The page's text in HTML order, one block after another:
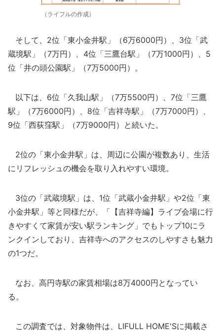
（ライフルの作成）
そして、2位「東小金井駅」（6万6000円）、3位「武
蔵境駅」（7万円）、4位「三鷹台駅」（7万1000円）、5
位「井の頭公園駅」（7万5000円）。
以下は、6位「久我山駅」（7万5500円）、7位「三鷹
駅」（7万6000円）、8位「吉祥寺駅」（7万7000円）、
9位「西荻窪駅」（7万9000円）と続いた。
2位の「東小金井駅」は、周辺に公園が複数あり、生活
にリフレッシュの機会を取り入れやすい環境。
3位の「武蔵境駅」は、1位「武蔵小金井駅」や2位「東
小金井駅」等と同様だが、「【吉祥寺編】ライブ会場に行
きやすくて家賃が安い駅ランキング」でもトップ10にラ
ンクインしており、吉祥寺へのアクセスのしやすさも魅力
の1つだ。
なお、高円寺駅の家賃相場は8万4000円となってい
る。
この調査では、対象物件は、LIFULL HOME'Sに掲載さ